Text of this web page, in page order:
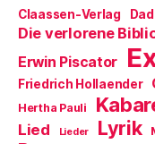
Claassen-Verlag
Die verlorene
Erwin Piscator
Friedrich Hollaender
Hertha Pauli
Lied Lieder Lyrik